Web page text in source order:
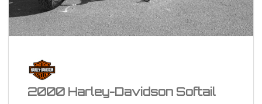
2000 Harley-Davidson Softail